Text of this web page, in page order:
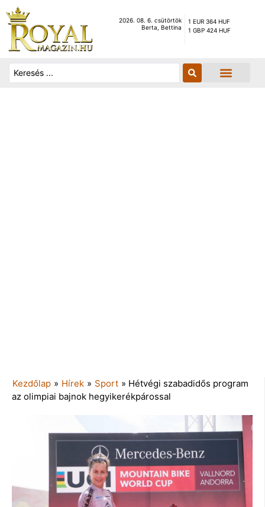
2026. 08. 6. csütörtök
Berta, Bettina
1 EUR 364 HUF
1 GBP 424 HUF
Kezdőlap » Hírek » Sport » Hétvégi szabadidős program
az olimpiai bajnok hegyikerékpárossal